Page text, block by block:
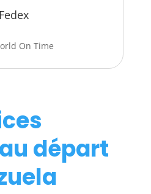
Fedex
On Time
au départ